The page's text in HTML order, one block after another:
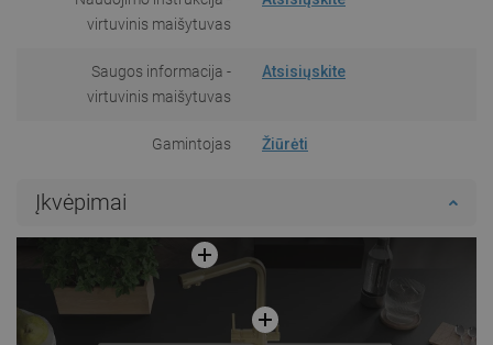
virtuvinis maišytuvas
Saugos informacija -
virtuvinis maišytuvas
Atsisiųskite
Gamintojas Žiūrėti
Įkvėpimai